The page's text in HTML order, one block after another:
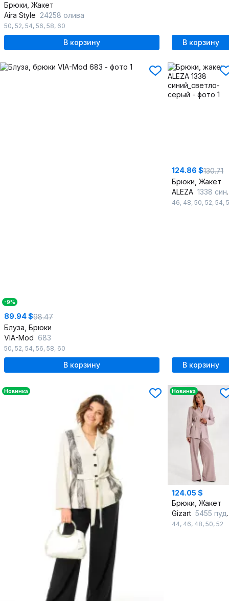
Брюки, Жакет
Aira Style 24258 олива
50, 52, 54, 56, 58, 60
В корзину В корзину
-9%
89.94 $98.47
Блуза, Брюки
VIA-Mod 683
50, 52, 54, 56, 58, 60
В корзину
124.86 $130.71
Брюки, Жакет
ALEZA 1338 синий_светло-серый
46, 48, 50, 52, 54,
В корзину
Новинка Новинка
124.05 $
Брюки, Жакет
Gizart 5455 пудровый
44, 46, 48, 50, 52